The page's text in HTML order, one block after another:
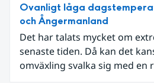
Ovanligt låga
och Ångermanland
Det har talats mycket om
senaste tiden. Då kan det
omväxling svalka sig med